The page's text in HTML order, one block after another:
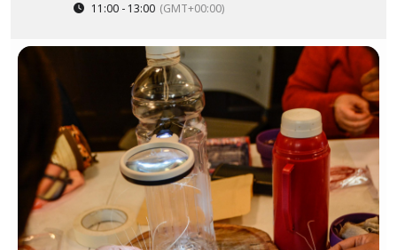
11:00 - 13:00 (GMT+00:00)